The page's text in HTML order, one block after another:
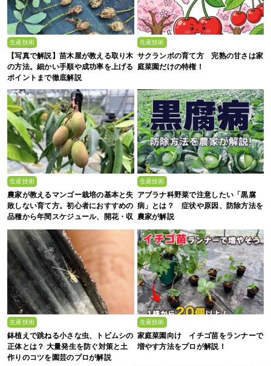
生産技術
【写真で解説】苗木屋が教える取り木
の方法。細かい手順や成功率を上げる
ポイントまで徹底解説
生産技術
サクランボの育て方 完熟の甘さは家
庭菜園だけの特権！
生産技術
農家が教えるマンゴー栽培の基本と失
敗しない育て方。初心者におすすめの
品種から年間スケジュール、開花・収
穫のコツまで徹底解説
生産技術
アブラナ科野菜で注意したい「黒腐
病」とは？ 症状や原因、防除方法を
農家が解説
生産技術
鉢植えで跳ねる小さな虫、トビムシの
正体とは？ 大量発生を防ぐ対策と土
作りのコツを園芸のプロが解説
生産技術
家庭菜園向け イチゴ苗をランナーで
増やす方法をプロが解説！